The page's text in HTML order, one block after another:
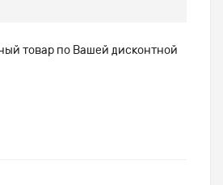
товар по Вашей дисконтной